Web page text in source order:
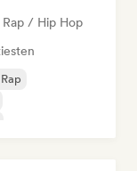
Rap / Hip Hop